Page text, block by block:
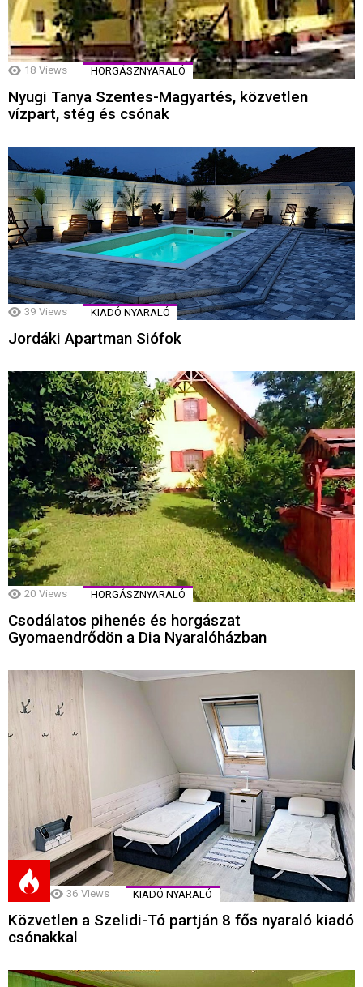
18 Views HORGÁSZNYARALÓ
Nyugi Tanya Szentes-Magyartés, közvetlen
vízpart, stég és csónak
39 Views KIADÓ NYARALÓ
Jordáki Apartman Siófok
20 Views HORGÁSZNYARALÓ
Csodálatos pihenés és horgászat
Gyomaendrődön a Dia Nyaralóházban
36 Views KIADÓ NYARALÓ
Közvetlen a Szelidi-Tó partján 8 fős nyaraló kiadó
csónakkal